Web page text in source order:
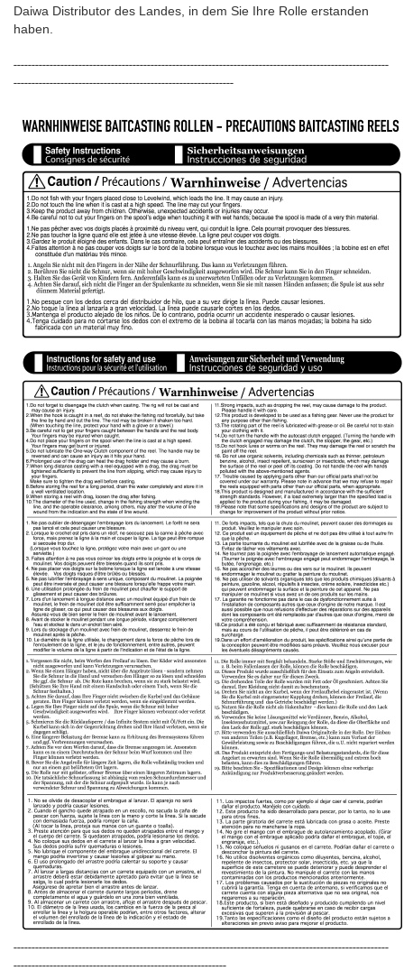
Daiwa Distributor des Landes, in dem Sie Ihre Rolle erstanden
haben.
--------------------------------------------------------------------------------------------------------
-------------------------------------------------------------
--------------------------------------------------------------------------------------------------------
-----------------------------------------------------------